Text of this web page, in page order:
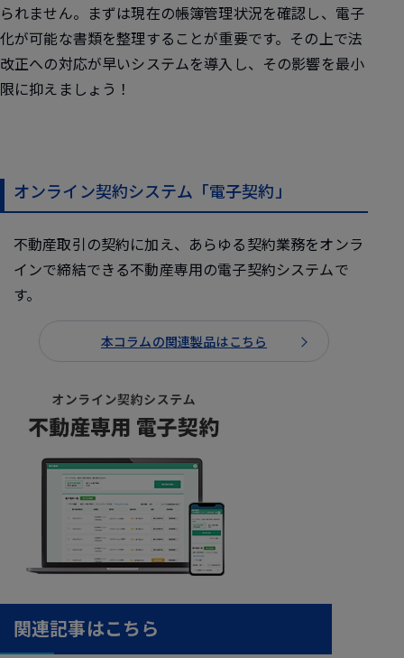
られません。まずは現在の帳簿管理状況を確認し、電子
化が可能な書類を整理することが重要です。その上で法
改正への対応が早いシステムを導入し、その影響を最小
限に抑えましょう！
オンライン契約システム「電子契約」
不動産取引の契約に加え、あらゆる契約業務をオンラ
インで締結できる不動産専用の電子契約システムで
す。
本コラムの関連製品はこちら
関連記事はこちら